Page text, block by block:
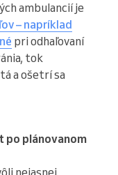
ambulancií je
– napríklad
pri odhaľovaní
tok
a ošetrí sa
po plánovanom